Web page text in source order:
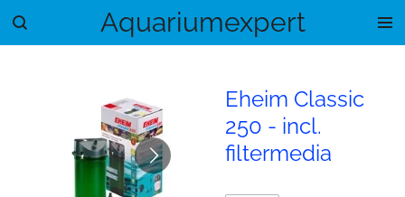
Ga
Aquariumexpert
Eheim Classic
250 - incl.
filtermedia